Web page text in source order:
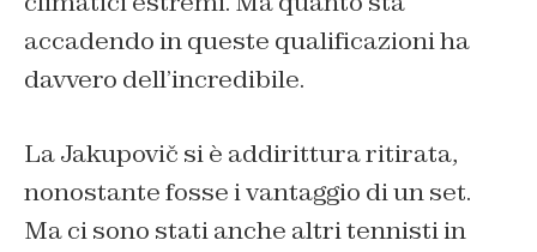
accadendo in queste qualificazioni ha
davvero dell’incredibile.
La Jakupovič si è addirittura ritirata,
nonostante fosse i vantaggio di un set.
Ma ci sono stati anche altri tennisti in